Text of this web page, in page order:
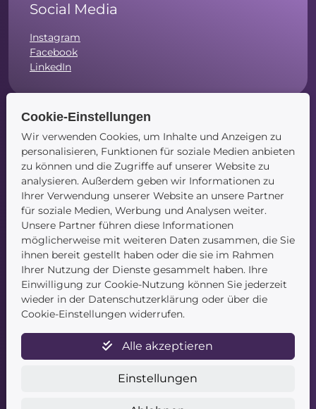
Social Media
Instagram
Facebook
LinkedIn
Navigation
Startseite
Blog
Kontakt
Service
Datenschutz
Cookie-Einstellungen
Wir verwenden Cookies, um Inhalte und Anzeigen zu
personalisieren, Funktionen für soziale Medien anbieten
zu können und die Zugriffe auf unserer Website zu
analysieren. Außerdem geben wir Informationen zu
Ihrer Verwendung unserer Website an unsere Partner
für soziale Medien, Werbung und Analysen weiter.
Unsere Partner führen diese Informationen
möglicherweise mit weiteren Daten zusammen, die Sie
ihnen bereit gestellt haben oder die sie im Rahmen
Ihrer Nutzung der Dienste gesammelt haben. Ihre
Einwilligung zur Cookie-Nutzung können Sie jederzeit
wieder in der Datenschutzerklärung oder über die
Cookie-Einstellungen widerrufen.
Alle akzeptieren
Einstellungen